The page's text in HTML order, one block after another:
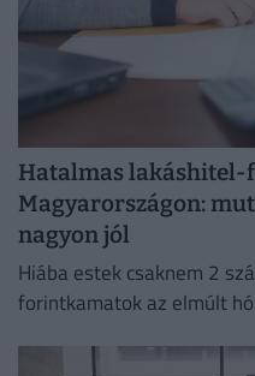
Hatalmas lakáshitel-
Magyarországon:
nagyon jól
Hiába estek csaknem 2
forintkamatok az elmúlt